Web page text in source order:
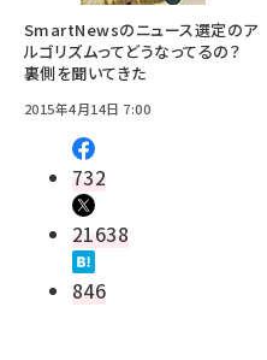
SmartNewsのニュース選定のア
ルゴリズムってどうなってるの？
裏側を聞いてきた
2015年4月14日 7:00
732
21638
846